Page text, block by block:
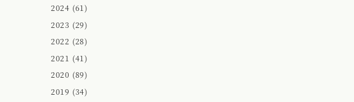
2024 (61)
2023 (29)
2022 (28)
2021 (41)
2020 (89)
2019 (34)